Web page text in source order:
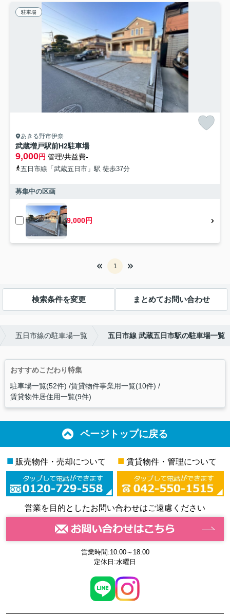
駐車場
あきる野市伊奈
武蔵増戸駅前H2駐車場
9,000円 管理/共益費-
五日市線「武蔵五日市」駅 徒歩37分
募集中の区画
9,000円
1
検索条件を変更 まとめてお問い合わせ
五日市線の駐車場一覧 五日市線 武蔵五日市駅の駐車場一覧
おすすめこだわり特集
駐車場一覧(52件) 賃貸物件事業用一覧(10件)
賃貸物件居住用一覧(9件)
ページトップに戻る
■ 販売物件・売却について ■ 賃貸物件・管理について
営業を目的としたお問い合わせはご遠慮ください
営業時間:10:00～18:00
定休日:水曜日